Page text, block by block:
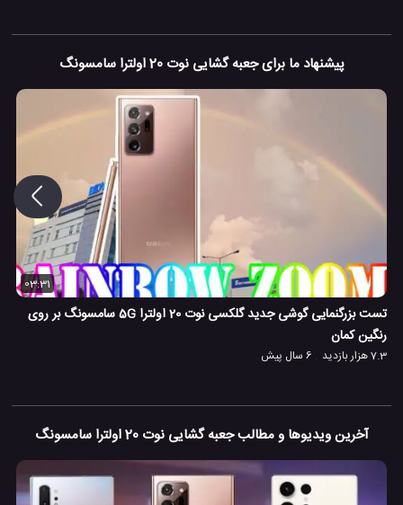
پیشنهاد ما برای جعبه گشایی نوت 20 اولترا سامسونگ
03:31
تست بزرگنمایی گوشی جدید گلکسی نوت 20 اولترا 5G سامسونگ بر روی
رنگین کمان
7.3 هزار بازدید 6 سال پیش
آخرین ویدیوها و مطالب جعبه گشایی نوت 20 اولترا سامسونگ